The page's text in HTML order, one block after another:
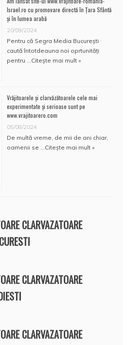
Israel.ro cu promovare directă în Țara Sfântă
și în lumea arabă
20/09/2024
Pentru că Segra Media București
caută întotdeauna noi oprtunități
pentru … Citește mai mult »
Vrăjitoarele și clarvăzătoarele cele mai
experimentate și serioase sunt pe
www.vrajitoarero.com
05/08/2024
De multă vreme, de mii de ani chiar,
oamenii se … Citește mai mult »
CLARVAZATOARE
CLARVAZATOARE
CLARVAZATOARE